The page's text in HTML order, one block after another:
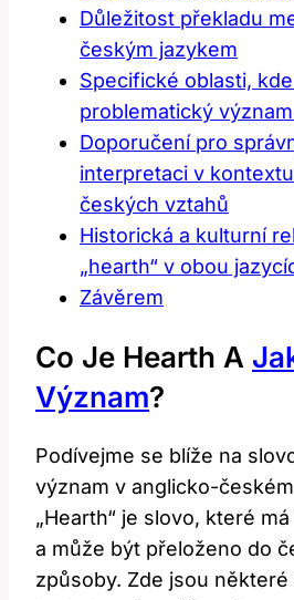
Důležitost překladu
českým jazykem
Specifické oblasti,
problematický
Doporučení pro⁢
interpretaci v
českých ‍vztahů
Historická a kulturní​
„hearth“ v obou
Závěrem
Co Je Hearth ⁤a
Význam?
Podívejme se‍ blíže na
význam v anglicko-
„Hearth“⁣ je slovo, které
a může být přeloženo do
způsoby. ⁤Zde jsou